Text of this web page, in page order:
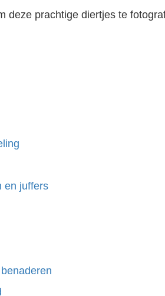
deze prachtige diertjes te
en juffers